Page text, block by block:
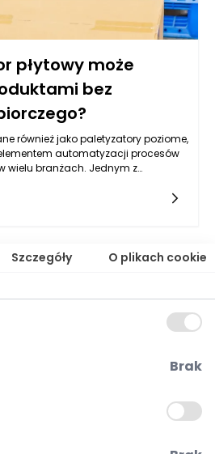
płytowy może
bez
również jako paletyzatory poziome,
automatyzacji procesów
wielu branżach. Jednym z
możliwość używania paletyzatorów
które należy wziąć pod
i bezpieczeństwo takiego
Szczegóły O plikach cookie
Brak